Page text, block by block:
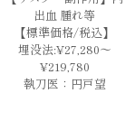
出血 腫れ等
【標準価格/税込】
埋没法:¥27,280～
¥219,780
執刀医：円戸望